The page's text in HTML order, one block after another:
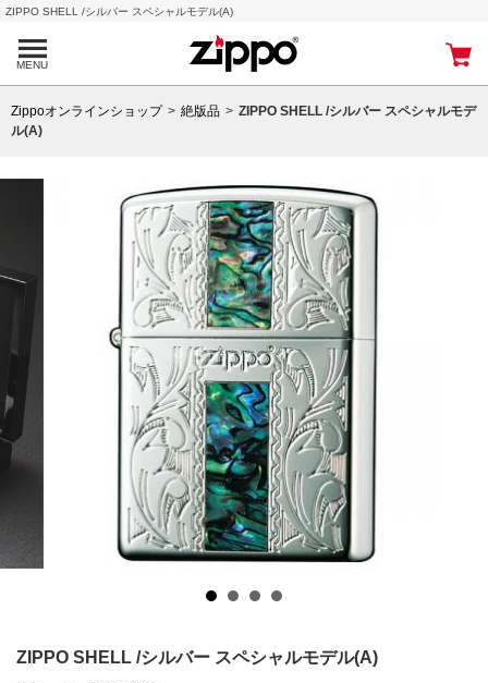
ZIPPO SHELL /シルバー スペシャルモデル(A)
MENU
Zippoオンラインショップ 絶版品
ZIPPO SHELL /シルバー スペシャルモデ
ル(A)
ZIPPO SHELL /シルバー スペシャルモデル(A)